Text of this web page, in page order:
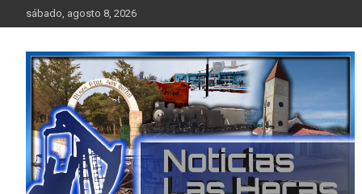
to
sábado, agosto 8, 2026